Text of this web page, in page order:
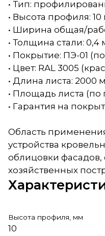
• Тип:
• Высота профиля:
• Ширина общая/
• Толщина стали: 0,4
• Покрытие: ПЭ-01
• Цвет: RAL 3005
• Длина листа: 2000
• Площадь листа (по
• Гарантия на
Область
устройства
облицовки фасадов,
хозяйственных
Высота профиля, мм
10